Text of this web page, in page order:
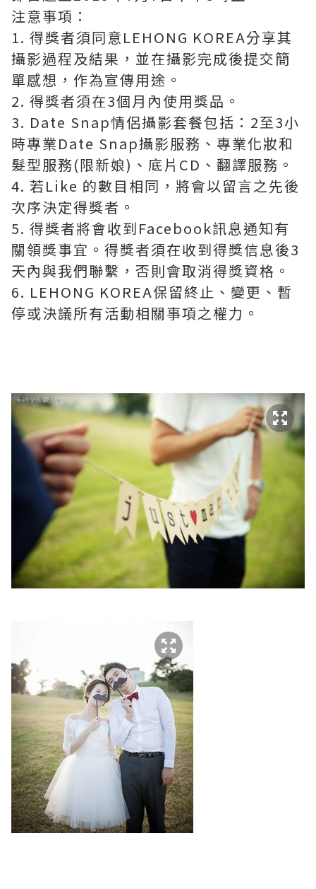
注意事項：
1. 得獎者須同意LEHONG KOREA分享其
攝影過程及結果，並在攝影完成後提交簡
單感想，作為宣傳用途。
2. 得獎者須在3個月內使用獎品。
3. Date Snap情侶攝影套餐包括：2至3小
時專業Date Snap攝影服務、專業化妝和
髮型服務(限新娘)、底片CD、翻譯服務。
4. 若Like 的數目相同，將會以留言之先後
次序決定得獎者。
5. 得獎者將會收到Facebook訊息通知有
關領獎事宜。得獎者須在收到得獎信息後3
天內與我們聯繫，否則會取消得獎資格。
6. LEHONG KOREA保留終止、變更、暫
停或決議所有活動相關事項之權力。